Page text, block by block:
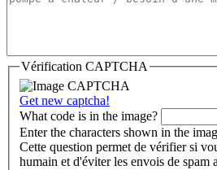
Vérification CAPTCHA
Get new captcha!
What code is in the image?
Enter the characters shown in the
Cette question permet de vérifier si
humain et d'éviter les envois de spam